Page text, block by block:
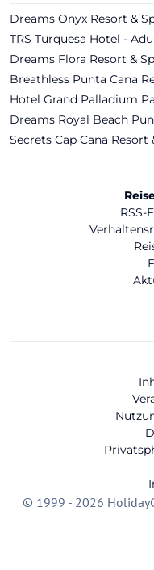
Dreams Onyx Resort &
TRS Turquesa Hotel -
Dreams Flora Resort &
Breathless Punta Cana
Hotel Grand Palladium
Dreams Royal Beach
Secrets Cap Cana
RSS-
© 1999 - 2026